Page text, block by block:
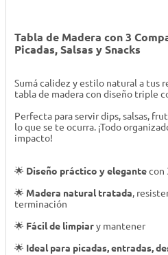
Tabla de Madera con 3
Picadas, Salsas y Snacks
Sumá calidez y estilo natural a tus
tabla de madera con diseño triple
Perfecta para servir dips, salsas,
lo que se te ocurra. ¡Todo
impacto!
🌟 Diseño práctico y elegantecon
🌟 Madera natural tratada,
terminación
🌟 Fácil de limpiary mantener
🌟 Ideal para picadas, entradas,